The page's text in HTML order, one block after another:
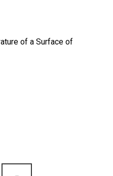
of a Surface of